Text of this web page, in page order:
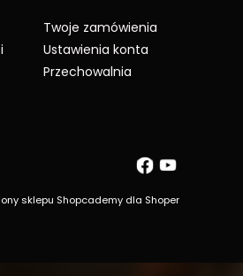
Twoje zamówienia
Ustawienia konta
Przechowalnia
sklepu Shopcademy dla Shoper